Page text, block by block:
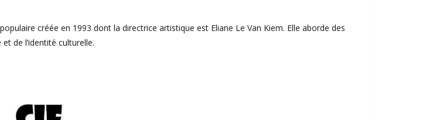
créée en 1993 dont la directrice artistique est Eliane Le Van Kiem. Elle aborde des
de l’identité culturelle.